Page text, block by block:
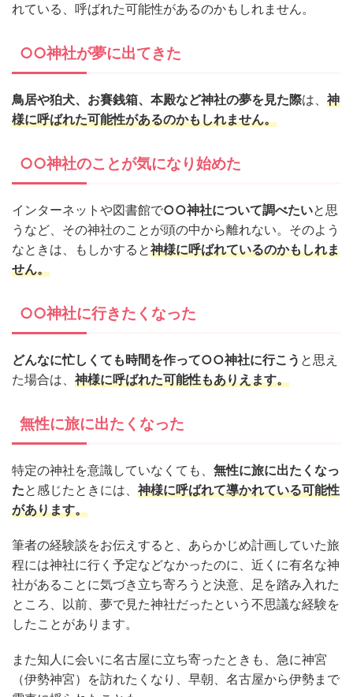
れている、呼ばれた可能性があるのかもしれません。
○○神社が夢に出てきた
鳥居や狛犬、お賽銭箱、本殿など神社の夢を見た際は、 神
様に呼ばれた可能性があるのかもしれません。
○○神社のことが気になり始めた
インターネットや図書館で○○神社について調べたいと思
うなど、その神社のことが頭の中から離れない。そのよう
なときは、もしかすると神様に呼ばれているのかもしれま
せん。
○○神社に行きたくなった
どんなに忙しくても時間を作って○○神社に行こう と思え
た場合は、 神様に呼ばれた可能性もありえます。
無性に旅に出たくなった
特定の神社を意識していなくても、 無性に旅に出たくなっ
たと感じたときには、 神様に呼ばれて導かれている可能性
があります。
筆者の経験談をお伝えすると、あらかじめ計画していた旅
程には神社に行く予定などなかったのに、近くに有名な神
社があることに気づき立ち寄ろうと決意、足を踏み入れた
ところ、以前、夢で見た神社だったという不思議な経験を
したことがあります。
また知人に会いに名古屋に立ち寄ったときも、急に神宮
（伊勢神宮）を訪れたくなり、早朝、名古屋から伊勢まで